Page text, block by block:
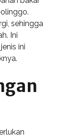
sehingga
Ini
ini